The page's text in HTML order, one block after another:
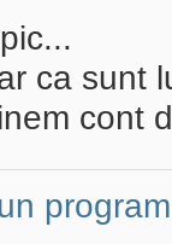
ca sunt
cont